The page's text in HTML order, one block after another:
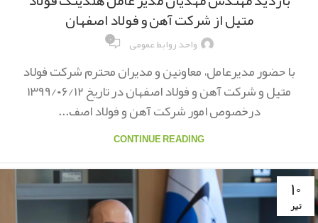
متیل از شرکت آهن و فولاد اصفهان
واحد روابط عمومی ۰
با حضور مدیرعامل، معاونین و مدیران محترم شرکت فولاد
متیل و شرکت آهن و فولاد اصفهان در تاریخ ۱۳۹۹/۰۶/۱۲
درخصوص امور شرکت آهن و فولاد اصف...
CONTINUE READING
۱۰
تیر